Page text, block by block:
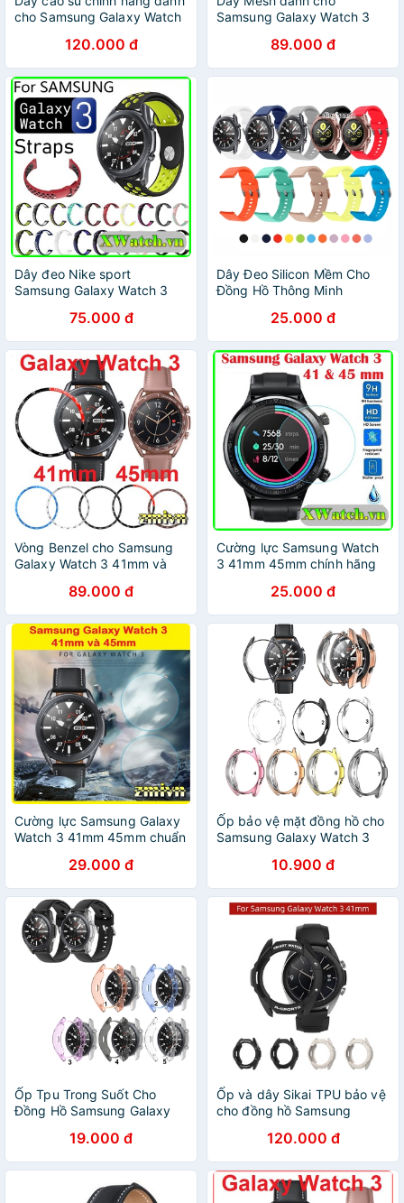
cho Samsung Galaxy Watch
120.000 đ
Samsung Galaxy Watch 3
89.000 đ
Dây đeo Nike sport
Samsung Galaxy Watch 3
75.000 đ
Dây Đeo Silicon Mềm Cho
Đồng Hồ Thông Minh
41mm 45mm25.000 đ
Vòng Benzel cho Samsung
Galaxy Watch 3 41mm và
89.000 đ
Cường lực Samsung Watch
3 41mm 45mm chính hãng
25.000 đ
Cường lực Samsung Galaxy
Watch 3 41mm 45mm chuẩn
29.000 đ
Ốp bảo vệ mặt đồng hồ cho
Samsung Galaxy Watch 3
10.900 đ
Ốp Tpu Trong Suốt Cho
Đồng Hồ Samsung Galaxy
19.000 đ
Ốp và dây Sikai TPU bảo vệ
cho đồng hồ Samsung
120.000 đ